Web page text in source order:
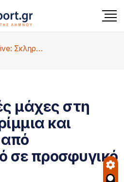
Live: Σκληρές μάχες στη Γάζα – Συντρίμμια και νεκροί μετά από βομβαρδισμό σε προσφυγικό καταυλισμό
μάχες στη
και
από
σε προσφυγικό